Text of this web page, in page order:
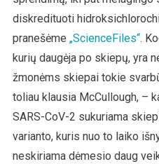
diskredituoti
pranešėme „ScienceFiles“.
kurių daugėja po skiepų, yra
žmonėms skiepai tokie
toliau klausia McCullough, –
SARS-CoV-2 sukuriama
varianto, kuris nuo to laiko
neskiriama dėmesio daug